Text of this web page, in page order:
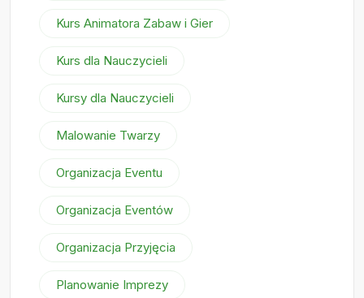
Kurs Animatora Zabaw i Gier
Kurs dla Nauczycieli
Kursy dla Nauczycieli
Malowanie Twarzy
Organizacja Eventu
Organizacja Eventów
Organizacja Przyjęcia
Planowanie Imprezy